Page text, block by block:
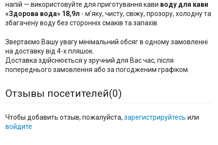
напій — використовуйте для приготування кави воду для кави
«Здорова вода» 18,9л - м'яку, чисту, свіжу, прозору, холодну та
збагачену воду без сторонніх смаків та запахів.
Звертаємо Вашу увагу мінімальний обсяг в одному замовленні
на доставку від 4-х пляшок.
Доставка здійснюється у зручний для Вас час, після
попереднього замовлення або за погодженим графіком.
Отзывы посетителей(0)
Чтобы добавить отзыв, пожалуйста, зарегистрируйтесь или
войдите